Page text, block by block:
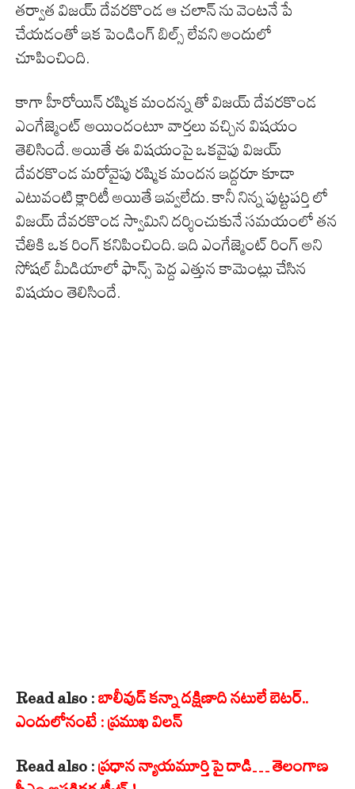
తర్వాత విజయ్ దేవరకొండ ఆ చలాన్ ను వెంటనే పే
చేయడంతో ఇక పెండింగ్ బిల్స్ లేవని అందులో
చూపించింది.
కాగా హీరోయిన్ రష్మిక మందన్న తో విజయ్ దేవరకొండ
ఎంగేజ్మెంట్ అయిందంటూ వార్తలు వచ్చిన విషయం
తెలిసిందే. అయితే ఈ విషయంపై ఒకవైపు విజయ్
దేవరకొండ మరోవైపు రష్మిక మందన ఇద్దరూ కూడా
ఎటువంటి క్లారిటీ అయితే ఇవ్వలేదు. కానీ నిన్న పుట్టపర్తి లో
విజయ్ దేవరకొండ స్వామిని దర్శించుకునే సమయంలో తన
చేతికి ఒక రింగ్ కనిపించింది. ఇది ఎంగేజ్మెంట్ రింగ్ అని
సోషల్ మీడియాలో ఫాన్స్ పెద్ద ఎత్తున కామెంట్లు చేసిన
విషయం తెలిసిందే.
Read also : బాలీవుడ్ కన్నా దక్షిణాది నటులే బెటర్..
ఎందులోనంటే : ప్రముఖ విలన్
Read also : ప్రధాన న్యాయమూర్తి పై దాడి… తెలంగాణ